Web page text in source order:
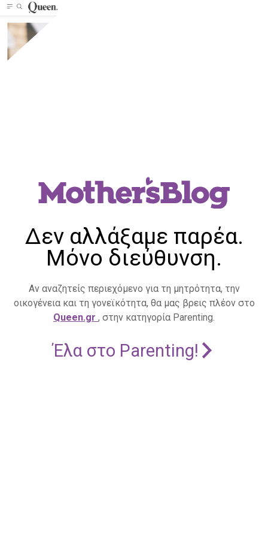
Δεν αλλάξαμε παρέα.
Μόνο διεύθυνση.
Αν αναζητείς περιεχόμενο για τη μητρότητα, την
οικογένεια και τη γονεϊκότητα, θα μας βρεις πλέον στο
Queen.gr , στην κατηγορία Parenting.
Έλα στο Parenting!